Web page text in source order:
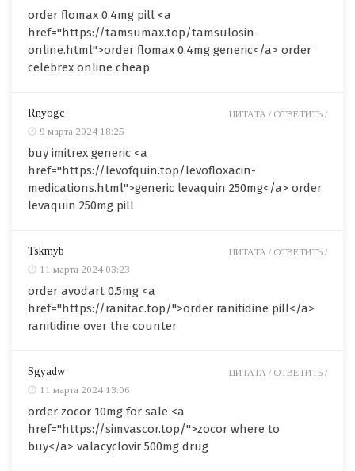
order flomax 0.4mg pill <a
href="https://tamsumax.top/tamsulosin-
online.html">order flomax 0.4mg generic</a> order
celebrex online cheap
Rnyogc
9 марта 2024 18:25
buy imitrex generic <a
href="https://levofquin.top/levofloxacin-
medications.html">generic levaquin 250mg</a> order
levaquin 250mg pill
ЦИТАТА / ОТВЕТИТЬ /
Tskmyb
11 марта 2024 03:23
order avodart 0.5mg <a
href="https://ranitac.top/">order ranitidine pill</a>
ranitidine over the counter
ЦИТАТА / ОТВЕТИТЬ /
Sgyadw
11 марта 2024 13:06
order zocor 10mg for sale <a
href="https://simvascor.top/">zocor where to
buy</a> valacyclovir 500mg drug
ЦИТАТА / ОТВЕТИТЬ /